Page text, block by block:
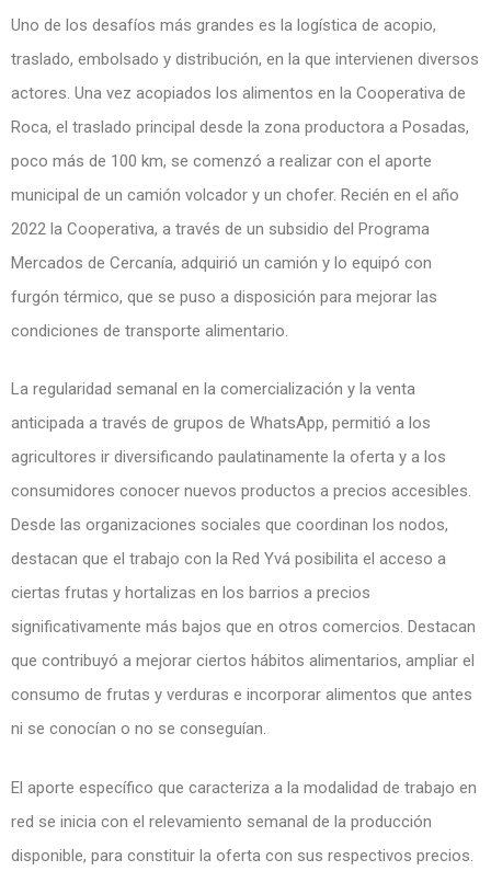
Uno de los desafíos más grandes es la logística de acopio,
traslado, embolsado y distribución, en la que intervienen diversos
actores. Una vez acopiados los alimentos en la Cooperativa de
Roca, el traslado principal desde la zona productora a Posadas,
poco más de 100 km, se comenzó a realizar con el aporte
municipal de un camión volcador y un chofer. Recién en el año
2022 la Cooperativa, a través de un subsidio del Programa
Mercados de Cercanía, adquirió un camión y lo equipó con
furgón térmico, que se puso a disposición para mejorar las
condiciones de transporte alimentario.
La regularidad semanal en la comercialización y la venta
anticipada a través de grupos de WhatsApp, permitió a los
agricultores ir diversificando paulatinamente la oferta y a los
consumidores conocer nuevos productos a precios accesibles.
Desde las organizaciones sociales que coordinan los nodos,
destacan que el trabajo con la Red Yvá posibilita el acceso a
ciertas frutas y hortalizas en los barrios a precios
significativamente más bajos que en otros comercios. Destacan
que contribuyó a mejorar ciertos hábitos alimentarios, ampliar el
consumo de frutas y verduras e incorporar alimentos que antes
ni se conocían o no se conseguían.
El aporte específico que caracteriza a la modalidad de trabajo en
red se inicia con el relevamiento semanal de la producción
disponible, para constituir la oferta con sus respectivos precios.